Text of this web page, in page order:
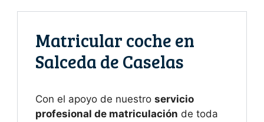
Matricular coche en
Salceda de Caselas
Con el apoyo de nuestro servicio
profesional de matriculación de toda